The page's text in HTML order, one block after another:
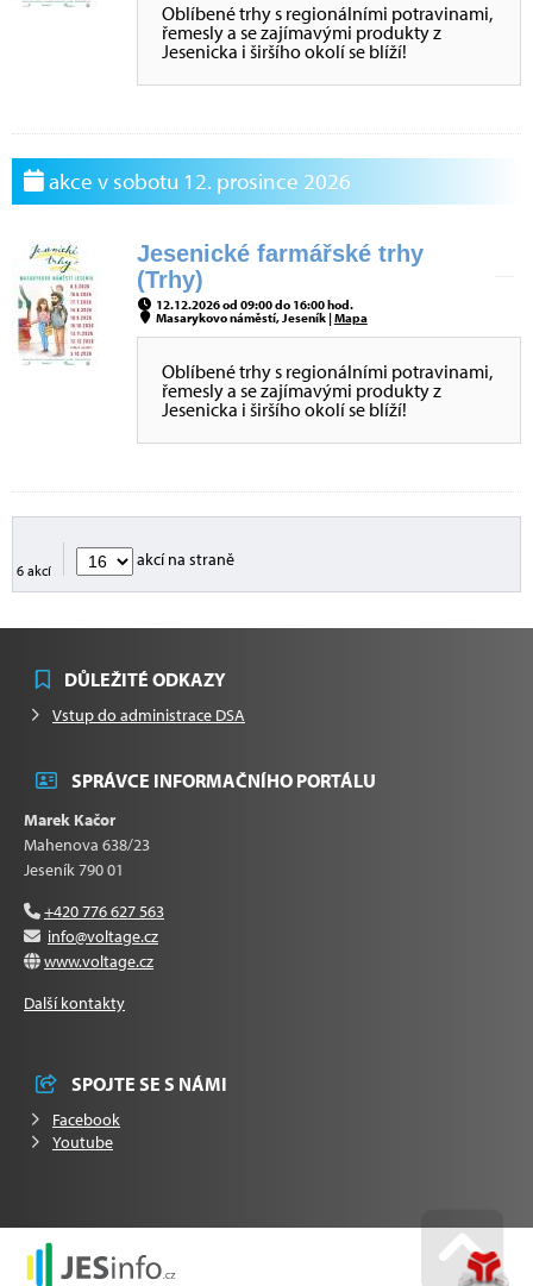
Oblíbené trhy s regionálními potravinami,
řemesly a se zajímavými produkty z
Jesenicka i širšího okolí se blíží!
akce v sobotu 12. prosince 2026
Jesenické farmářské trhy
(Trhy)
12.12.2026 od 09:00 do 16:00 hod.
Masarykovo náměstí, Jeseník |Mapa
Oblíbené trhy s regionálními potravinami,
řemesly a se zajímavými produkty z
Jesenicka i širšího okolí se blíží!
6 akcí
akcí na straně
DŮLEŽITÉ ODKAZY
Vstup do administrace DSA
SPRÁVCE INFORMAČNÍHO PORTÁLU
Marek Kačor
Mahenova 638/23
Jeseník 790 01
+420 776 627 563
info@voltage.cz
www.voltage.cz
Další kontakty
SPOJTE SE S NÁMI
Facebook
Youtube